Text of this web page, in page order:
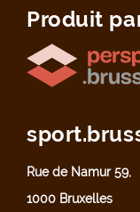
Produit
Rue de Namur 59,
1000 Bruxelles